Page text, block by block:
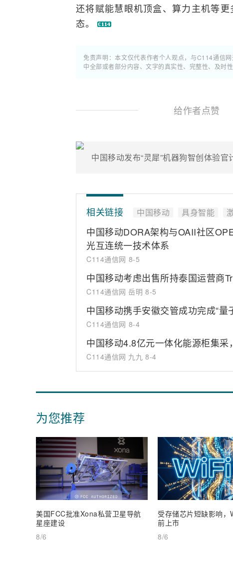
还将赋能慧眼机顶盒、算力主机等更
态。
免责声明：本文仅代表作者个人观点，与C114通信
中全部或者部分内容、文字的真实性、完整性、及时
给作者点赞
中国移动发布“灵犀”机器狗智创体验
相关链接 中国移动 具身智能
中国移动DORA架构与OAII社区
光互连统一技术体系
C114通信网 8-5
中国移动考虑出售所持泰国运营商
C114通信网 岳明 8-5
中国移动携手安徽交管成功完成“
C114通信网 8-4
中国移动4.8亿元一体化能源柜集
C114通信网 九九 8-4
为您推荐
美国FCC批准Xona私营卫星导航
星座建设
8/6
受存储芯片短缺影响
前上市
8/6